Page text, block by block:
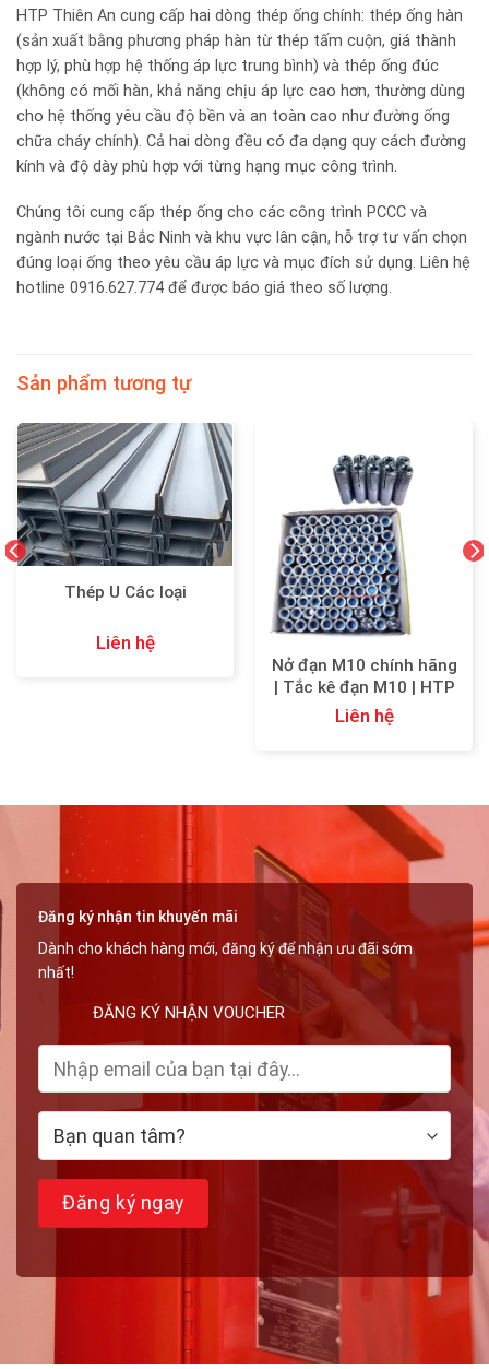
HTP Thiên An cung cấp hai dòng thép ống chính: thép ống hàn
(sản xuất bằng phương pháp hàn từ thép tấm cuộn, giá thành
hợp lý, phù hợp hệ thống áp lực trung bình) và thép ống đúc
(không có mối hàn, khả năng chịu áp lực cao hơn, thường dùng
cho hệ thống yêu cầu độ bền và an toàn cao như đường ống
chữa cháy chính). Cả hai dòng đều có đa dạng quy cách đường
kính và độ dày phù hợp với từng hạng mục công trình.
Chúng tôi cung cấp thép ống cho các công trình PCCC và
ngành nước tại Bắc Ninh và khu vực lân cận, hỗ trợ tư vấn chọn
đúng loại ống theo yêu cầu áp lực và mục đích sử dụng. Liên hệ
hotline 0916.627.774 để được báo giá theo số lượng.
Sản phẩm tương tự
Thép U Các loại
Liên hệ
Nở đạn M10 chính hãng
| Tắc kê đạn M10 | HTP
Thiên An
Liên hệ
Đăng ký nhận tin khuyến mãi
Dành cho khách hàng mới, đăng ký để nhận ưu đãi sớm
nhất!
ĐĂNG KÝ NHẬN VOUCHER